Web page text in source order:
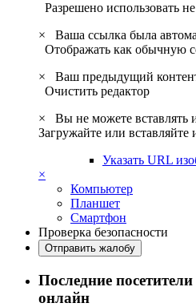
Разрешено использовать
×
Ваша ссылка была
Отображать как обычную
×
Ваш предыдущий
Очистить редактор
×
Вы не можете вставлять
Загружайте или вставляйте
Указать URL
×
Компьютер
Планшет
Смартфон
Проверка безопасности
Отправить жалобу
Последние посетители
онлайн